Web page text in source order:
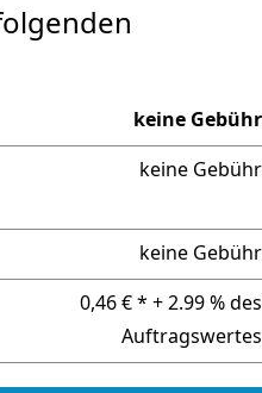
keine Gebühr
keine Gebühr
keine Gebühr
0,46 € * + 2.99 % des
Auftragswertes